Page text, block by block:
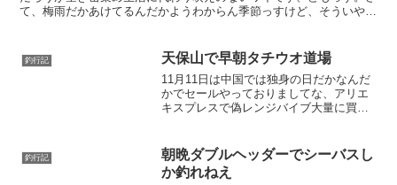
て、梅雨だかあけてるんだかようわからん季節っすけど、そういや去
釣行記 天保山で早朝タチウオ道場
11月11日は中国では独身の日だかなんだ
かでセールやっておりましてな、アリエ
キスプレスで偽レンジバイブ大量に買お
取り、しんどいですよね。ちゅうわけ
で、前日身体がどうして...
釣行記
朝晩ダブルヘッダーでシーバスし
か釣れねえ